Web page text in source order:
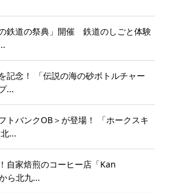
鉄道の祭典」開催 鉄道のしごと体験
記念！ 「伝説の海の砂ボトルチャー
...
トバンクOB＞が登場！ 「ホークスキ
...
自家焙煎のコーヒー店「Kan
ら北九...